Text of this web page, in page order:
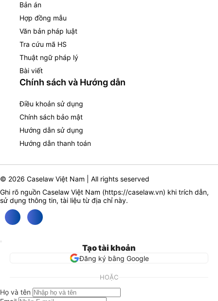
Bản án
Hợp đồng mẫu
Văn bản pháp luật
Tra cứu mã HS
Thuật ngữ pháp lý
Bài viết
Chính sách và Hướng dẫn
Điều khoản sử dụng
Chính sách bảo mật
Hướng dẫn sử dụng
Hướng dẫn thanh toán
© 2026 Caselaw Việt Nam | All rights seserved
Ghi rõ nguồn Caselaw Việt Nam (https://caselaw.vn) khi trích dẫn,
sử dụng thông tin, tài liệu từ địa chỉ này.
Tạo tài khoản
Đăng ký bằng Google
HOẶC
Họ và tên